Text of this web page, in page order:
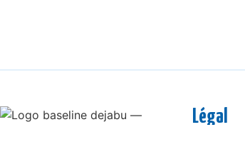
Légal